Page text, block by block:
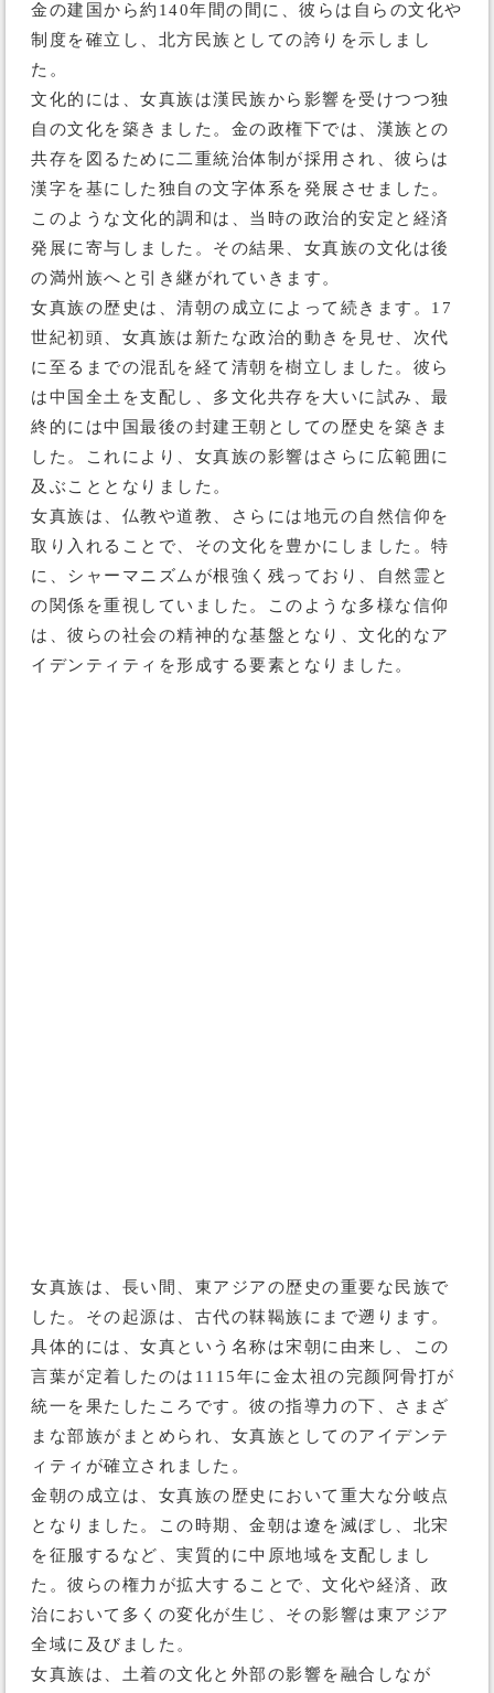
金の建国から約140年間の間に、彼らは自らの文化や
制度を確立し、北方民族としての誇りを示しまし
た。
文化的には、女真族は漢民族から影響を受けつつ独
自の文化を築きました。金の政権下では、漢族との
共存を図るために二重統治体制が採用され、彼らは
漢字を基にした独自の文字体系を発展させました。
このような文化的調和は、当時の政治的安定と経済
発展に寄与しました。その結果、女真族の文化は後
の満州族へと引き継がれていきます。
女真族の歴史は、清朝の成立によって続きます。17
世紀初頭、女真族は新たな政治的動きを見せ、次代
に至るまでの混乱を経て清朝を樹立しました。彼ら
は中国全土を支配し、多文化共存を大いに試み、最
終的には中国最後の封建王朝としての歴史を築きま
した。これにより、女真族の影響はさらに広範囲に
及ぶこととなりました。
女真族は、仏教や道教、さらには地元の自然信仰を
取り入れることで、その文化を豊かにしました。特
に、シャーマニズムが根強く残っており、自然霊と
の関係を重視していました。このような多様な信仰
は、彼らの社会の精神的な基盤となり、文化的なア
イデンティティを形成する要素となりました。
女真族は、長い間、東アジアの歴史の重要な民族で
した。その起源は、古代の靺鞨族にまで遡ります。
具体的には、女真という名称は宋朝に由来し、この
言葉が定着したのは1115年に金太祖の完颜阿骨打が
統一を果たしたころです。彼の指導力の下、さまざ
まな部族がまとめられ、女真族としてのアイデンテ
ィティが確立されました。
金朝の成立は、女真族の歴史において重大な分岐点
となりました。この時期、金朝は遼を滅ぼし、北宋
を征服するなど、実質的に中原地域を支配しまし
た。彼らの権力が拡大することで、文化や経済、政
治において多くの変化が生じ、その影響は東アジア
全域に及びました。
女真族は、土着の文化と外部の影響を融合しなが